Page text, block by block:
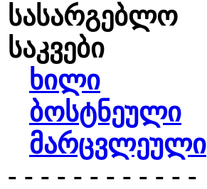
სასარგებლო
საკვები
ხილი
ბოსტნეული
მარცვლეული
- - - - - - - - - - - -